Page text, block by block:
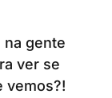
na gente
ver se
vemos?!